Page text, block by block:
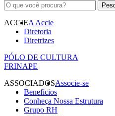
ACCIEA Accie
Diretoria
Diretrizes
PÓLO DE CULTURA
FRINAPE
ASSOCIADOSAssocie-se
Benefícios
Conheça Nossa Estrutura
Grupo RH